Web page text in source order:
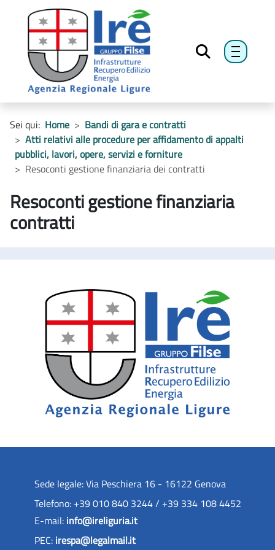
menu
Sei qui: Home
Bandi di gara e contratti
Atti relativi alle procedure per affidamento di appalti
pubblici, lavori, opere, servizi e forniture
Resoconti gestione finanziaria dei contratti
Resoconti gestione finanziaria
contratti
Sede legale: Via Peschiera 16 - 16122 Genova
Telefono: +39 010 840 3244 / +39 334 108 4452
E-mail: info@ireliguria.it
PEC: irespa@legalmail.it